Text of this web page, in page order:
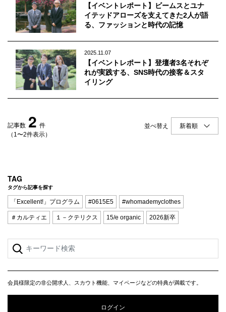
初めての方へ
Q&A
企業担当の方へ
企業ログイン
ログイン
会員登録
【イベントレポート】ビームスとユナ
イテッドアローズを支えてきた2人が語
る、ファッションと時代の記憶
2025.11.07
【イベントレポート】登壇者3名それぞ
れが実践する、SNS時代の接客＆スタ
イリング
記事数 2 件
（1〜2件表示）
並べ替え
TAG
タグから記事を探す
「Excellent!」プログラム #0615E5 #whomademyclothes
＃カルティエ １－クテリクス 15/e organic 2026新卒
会員様限定の非公開求人、スカウト機能、マイページなどの特典が満載です。
ログイン